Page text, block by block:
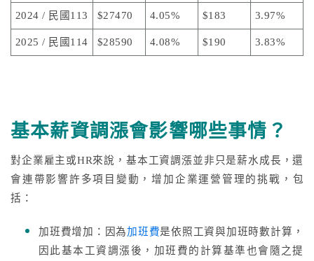
2024 / 民國113 $27470 4.05% $183 3.97%
2025 / 民國114 $28590 4.08% $190 3.83%
基本薪資調漲會影響哪些事情？
對企業雇主或HR來說，基本工資調漲並非只是薪水成長，還
會連帶影響許多項目變動，增加企業運營管理的挑戰，包
括：
加班費增加：因為加班費是依照工資與加班時數計算，
因此基本工資調漲後，加班費的計算基準也會隨之提